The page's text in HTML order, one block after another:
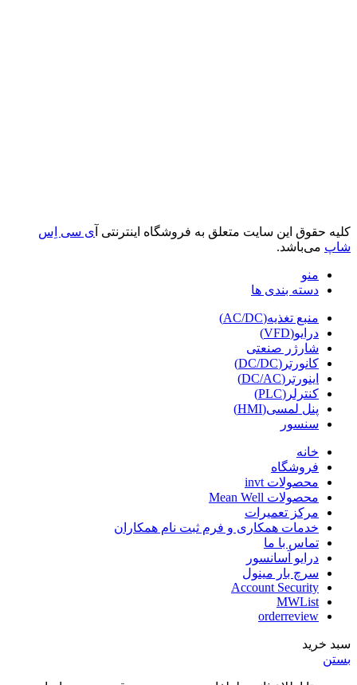
کلیه حقوق این سایت متعلق به فروشگاه اینترنتی آ ی سی اِس
شاپ می‌باشد.
منو
دسته بندی ها
منبع تغذیه(AC/DC)
درایو(VFD)
شارژر صنعتی
کانورتر(DC/DC)
اینورتر(DC/AC)
کنترلر(PLC)
پنل لمسی(HMI)
سنسور
خانه
فروشگاه
محصولات invt
محصولات Mean Well
مرکز تعمیرات
خدمات همکاری و فرم ثبت نام همکاران
تماس با ما
درایو آسانسور
سرچ بار مینول
Account Security
MWList
orderreview
سبد خرید
بستن